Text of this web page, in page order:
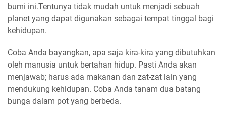
bumi ini.Tentunya tidak mudah untuk menjadi sebuah
planet yang dapat digunakan sebagai tempat tinggal bagi
kehidupan.
Coba Anda bayangkan, apa saja kira-kira yang dibutuhkan
oleh manusia untuk bertahan hidup. Pasti Anda akan
menjawab; harus ada makanan dan zat-zat lain yang
mendukung kehidupan. Coba Anda tanam dua batang
bunga dalam pot yang berbeda.